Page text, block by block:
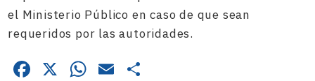
el Ministerio Público en caso de que sean
requeridos por las autoridades.
Facebook
X WhatsApp
Email